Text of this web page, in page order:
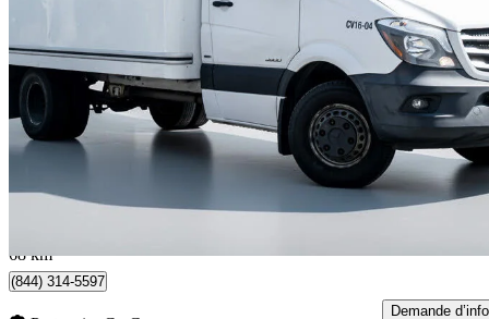
2016 Mercedes-Benz Sprinter
2500 144 WB Crew Van 4WD 187 800 km
28 888 $ Affaire
507 $/mois env.
68 km
(844) 314-5597
Demande d’info